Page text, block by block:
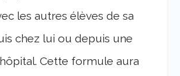
les autres élèves de sa
chez lui ou depuis une
Cette formule aura